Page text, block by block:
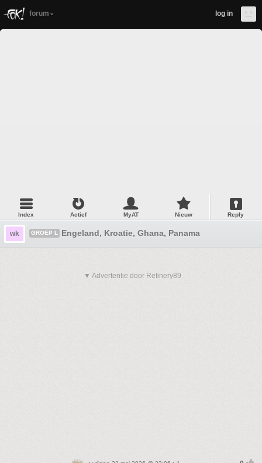
forum log in
Index Actief MyAT Nieuw Reply
wk GROEP L Engeland, Kroatie, Ghana, Panama
▼ Advertentie door Refinery89